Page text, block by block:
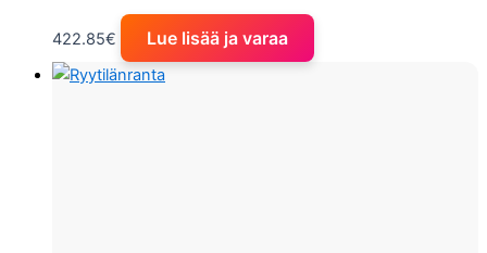
422.85€ Lue lisää ja varaa